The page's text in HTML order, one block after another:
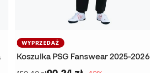
WYPRZEDAŻ
Koszulka PSG Fanswear 2025-2026